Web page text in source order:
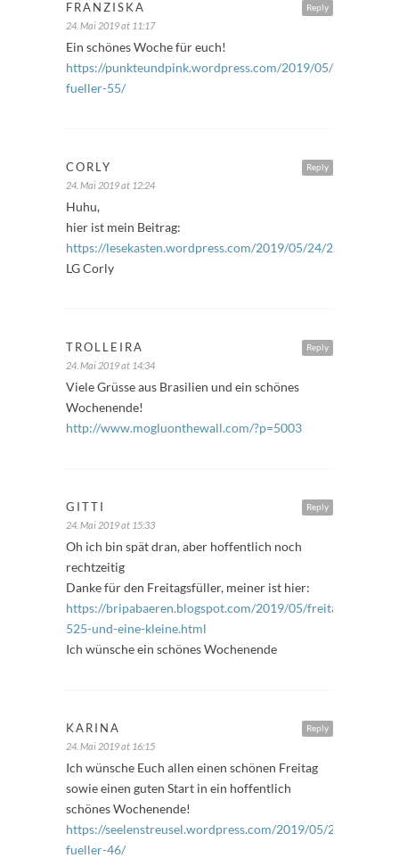
Reply
FRANZISKA
24. Mai 2019 at 11:17
Ein schönes Woche für euch!
https://punkteundpink.wordpress.com/2019/05/24/freitags-
fueller-55/
Reply
CORLY
24. Mai 2019 at 12:24
Huhu,
hier ist mein Beitrag:
https://lesekasten.wordpress.com/2019/05/24/24059/
LG Corly
Reply
TROLLEIRA
24. Mai 2019 at 14:34
Viele Grüsse aus Brasilien und ein schönes
Wochenende!
http://www.mogluonthewall.com/?p=5003
Reply
GITTI
24. Mai 2019 at 15:33
Oh ich bin spät dran, aber hoffentlich noch
rechtzeitig
Danke für den Freitagsfüller, meiner ist hier:
https://bripabaeren.blogspot.com/2019/05/freitagsfuller-
525-und-eine-kleine.html
Ich wünsche ein schönes Wochenende
Reply
KARINA
24. Mai 2019 at 16:15
Ich wünsche Euch allen einen schönen Freitag
sowie einen guten Start in ein hoffentlich
schönes Wochenende!
https://seelenstreusel.wordpress.com/2019/05/24/freitags-
fueller-46/